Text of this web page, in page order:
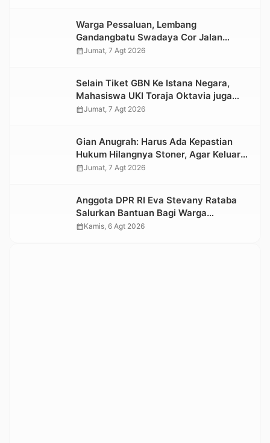
Warga Pessaluan, Lembang
Gandangbatu Swadaya Cor Jalan
Kabupaten
calendar_monthJumat, 7 Agt 2026
Selain Tiket GBN Ke Istana Negara,
Mahasiswa UKI Toraja Oktavia juga
Lolos ke Pekan Seni Mahasiswa
calendar_monthJumat, 7 Agt 2026
Gian Anugrah: Harus Ada Kepastian
Hukum Hilangnya Stoner, Agar Keluarga
tidak Larut dalam Trauma dan
calendar_monthJumat, 7 Agt 2026
Anggota DPR RI Eva Stevany Rataba
Salurkan Bantuan Bagi Warga
Terdampak Longsor di Buntu Pepasan
calendar_monthKamis, 6 Agt 2026